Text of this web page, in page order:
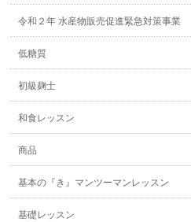
令和２年 水産物販売促進緊急対策事業
低糖質
初級麹士
和食レッスン
商品
基本の『き』マンツーマンレッスン
基礎レッスン